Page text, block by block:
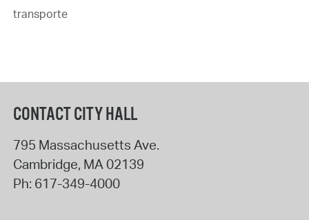
transporte
CONTACT CITY HALL
795 Massachusetts Ave.
Cambridge, MA02139
Ph: 617-349-4000